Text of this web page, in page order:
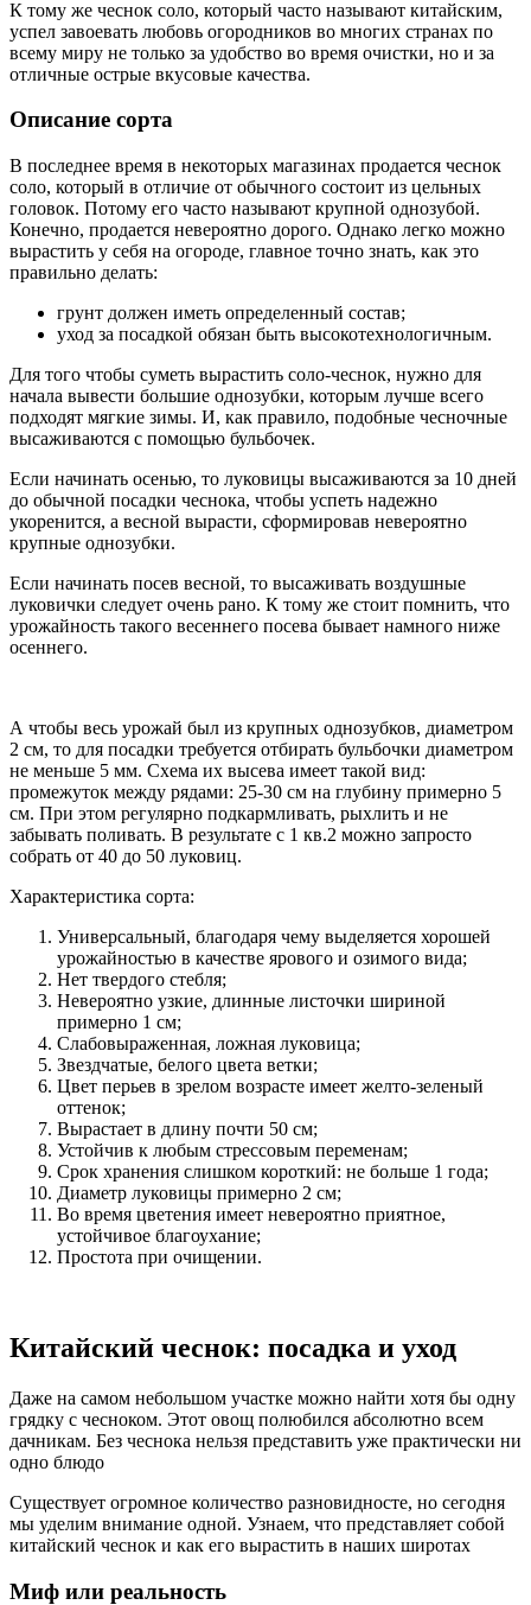
К тому же чеснок соло, который часто называют китайским,
успел завоевать любовь огородников во многих странах по
всему миру не только за удобство во время очистки, но и за
отличные острые вкусовые качества.
Описание сорта
В последнее время в некоторых магазинах продается чеснок
соло, который в отличие от обычного состоит из цельных
головок. Потому его часто называют крупной однозубой.
Конечно, продается невероятно дорого. Однако легко можно
вырастить у себя на огороде, главное точно знать, как это
правильно делать:
грунт должен иметь определенный состав;
уход за посадкой обязан быть высокотехнологичным.
Для того чтобы суметь вырастить соло-чеснок, нужно для
начала вывести большие однозубки, которым лучше всего
подходят мягкие зимы. И, как правило, подобные чесночные
высаживаются с помощью бульбочек.
Если начинать осенью, то луковицы высаживаются за 10 дней
до обычной посадки чеснока, чтобы успеть надежно
укоренится, а весной вырасти, сформировав невероятно
крупные однозубки.
Если начинать посев весной, то высаживать воздушные
луковички следует очень рано. К тому же стоит помнить, что
урожайность такого весеннего посева бывает намного ниже
осеннего.
А чтобы весь урожай был из крупных однозубков, диаметром
2 см, то для посадки требуется отбирать бульбочки диаметром
не меньше 5 мм. Схема их высева имеет такой вид:
промежуток между рядами: 25-30 см на глубину примерно 5
см. При этом регулярно подкармливать, рыхлить и не
забывать поливать. В результате с 1 кв.2 можно запросто
собрать от 40 до 50 луковиц.
Характеристика сорта:
Универсальный, благодаря чему выделяется хорошей
урожайностью в качестве ярового и озимого вида;
Нет твердого стебля;
Невероятно узкие, длинные листочки шириной
примерно 1 см;
Слабовыраженная, ложная луковица;
Звездчатые, белого цвета ветки;
Цвет перьев в зрелом возрасте имеет желто-зеленый
оттенок;
Вырастает в длину почти 50 см;
Устойчив к любым стрессовым переменам;
Срок хранения слишком короткий: не больше 1 года;
Диаметр луковицы примерно 2 см;
Во время цветения имеет невероятно приятное,
устойчивое благоухание;
Простота при очищении.
Китайский чеснок: посадка и уход
Даже на самом небольшом участке можно найти хотя бы одну
грядку с чесноком. Этот овощ полюбился абсолютно всем
дачникам. Без чеснока нельзя представить уже практически ни
одно блюдо
Существует огромное количество разновидносте, но сегодня
мы уделим внимание одной. Узнаем, что представляет собой
китайский чеснок и как его вырастить в наших широтах
Миф или реальность